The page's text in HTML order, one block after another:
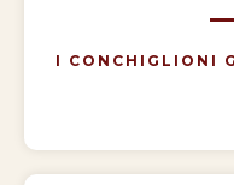
I CONCHIGLIONI